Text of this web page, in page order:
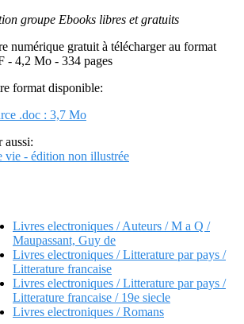
groupe Ebooks libres et gratuits
numérique gratuit à télécharger au format
- 4,2 Mo - 334 pages
format disponible:
.doc : 3,7 Mo
aussi:
vie - édition non illustrée
Livres electroniques / Auteurs / M a Q /
Maupassant, Guy de
Livres electroniques / Litterature par pays /
Litterature francaise
Livres electroniques / Litterature par pays /
Litterature francaise / 19e siecle
Livres electroniques / Romans